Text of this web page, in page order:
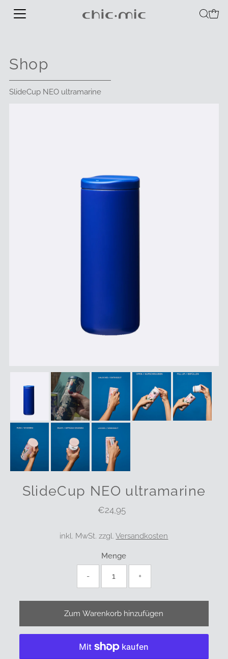
Shop
SlideCup NEO ultramarine
SlideCup NEO ultramarine
Regulärer
€24,95
inkl. MwSt. zzgl.Versandkosten
Menge
- +